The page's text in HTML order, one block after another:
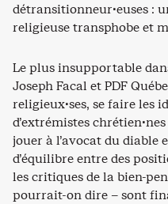
détransitionneur·euses :
religieuse transphobe et
Le plus insupportable
Joseph Facal et PDF
religieux·ses, se faire les
d’extrémistes
jouer à l’avocat du diable
d’équilibre entre des
les critiques de la bien-
pourrait-on dire – sont